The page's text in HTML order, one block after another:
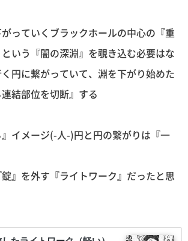
っていくブラックホールの中心の『重
いう『闇の深淵』を覗き込む必要はな
円に繋がっていて、淵を下がり始めた
連結部位を切断』する
』イメージ(-人-)円と円の繋がりは『一
』を外す『ライトワーク』だったと思